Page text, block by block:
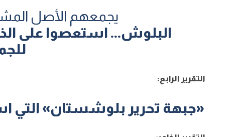
يجمعهم الأصل
البلوش... استعصوا على
التقرير الرابع:
«جبهة تحرير بلوشستان» التي